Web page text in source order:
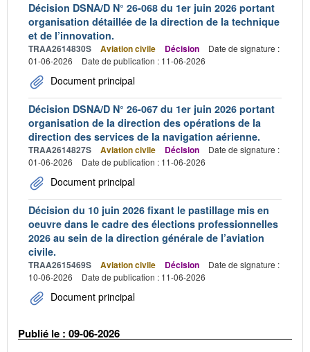
Décision DSNA/D N° 26-068 du 1er juin 2026 portant
organisation détaillée de la direction de la technique
et de l’innovation.
TRAA2614830S Aviation civile Décision
Date de signature :
01-06-2026
Date de publication : 11-06-2026
Document principal
Décision DSNA/D N° 26-067 du 1er juin 2026 portant
organisation de la direction des opérations de la
direction des services de la navigation aérienne.
TRAA2614827S Aviation civile Décision
Date de signature :
01-06-2026
Date de publication : 11-06-2026
Document principal
Décision du 10 juin 2026 fixant le pastillage mis en
oeuvre dans le cadre des élections professionnelles
2026 au sein de la direction générale de l’aviation
civile.
TRAA2615469S Aviation civile Décision
Date de signature :
10-06-2026
Date de publication : 11-06-2026
Document principal
Publié le : 09-06-2026